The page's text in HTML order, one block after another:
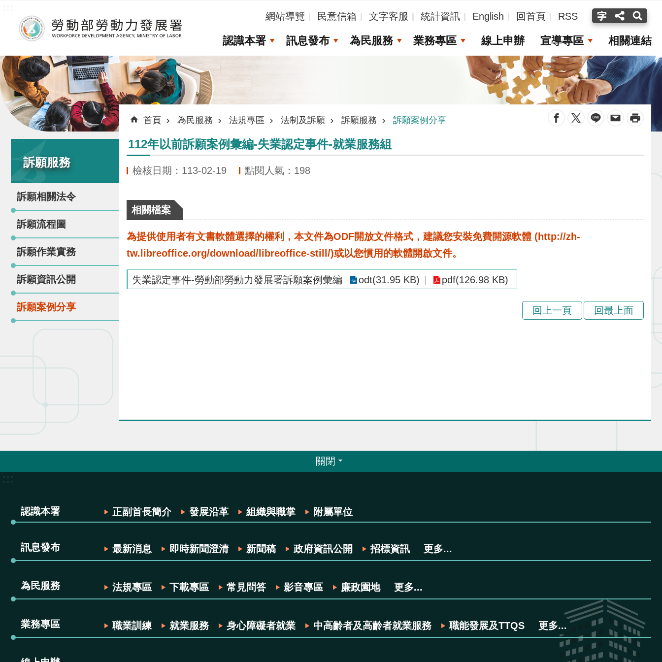
網站導覽 民意信箱 文字客服 統計資訊 English 回首頁 RSS
認識本署 訊息發布 為民服務 業務專區 線上申辦 宣導專區 相關連結
:::
訴願服務
訴願相關法令
訴願流程圖
訴願作業實務
訴願資訊公開
訴願案例分享
::: 首頁 為民服務 法規專區 法制及訴願 訴願服務 訴願案例分享
112年以前訴願案例彙編-失業認定事件-就業服務組
檢核日期：113-02-19 點閱人氣：198
相關檔案
為提供使用者有文書軟體選擇的權利，本文件為ODF開放文件格式，建議您安裝免費開源軟體 (http://zh-
tw.libreoffice.org/download/libreoffice-still/)或以您慣用的軟體開啟文件。
失業認定事件-勞動部勞動力發展署訴願案例彙編 odt(31.95 KB) pdf(126.98 KB)
回上一頁 回最上面
關閉
認識本署 正副首長簡介 發展沿革 組織與職掌 附屬單位
訊息發布 最新消息 即時新聞澄清 新聞稿 政府資訊公開 招標資訊 更多...
為民服務 法規專區 下載專區 常見問答 影音專區 廉政園地 更多...
業務專區 職業訓練 就業服務 身心障礙者就業 中高齡者及高齡者就業服務 職能發展及TTQS 更多...